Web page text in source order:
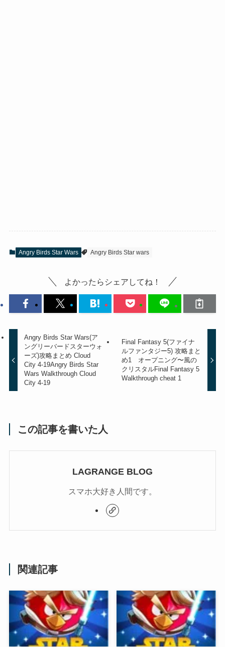
Angry Birds Star Wars Angry Birds Star wars
よかったらシェアしてね！
Angry Birds Star Wars(ア
ングリーバードスターウォ
ーズ)攻略まとめ Cloud
City 4-19Angry Birds Star
Wars Walkthrough Cloud
City 4-19
Final Fantasy 5(ファイナ
ルファンタジー5) 攻略まと
め1 オープニング〜風の
クリスタルFinal Fantasy 5
Walkthrough cheat 1
この記事を書いた人
LAGRANGE BLOG
スマホ大好き人間です。
関連記事